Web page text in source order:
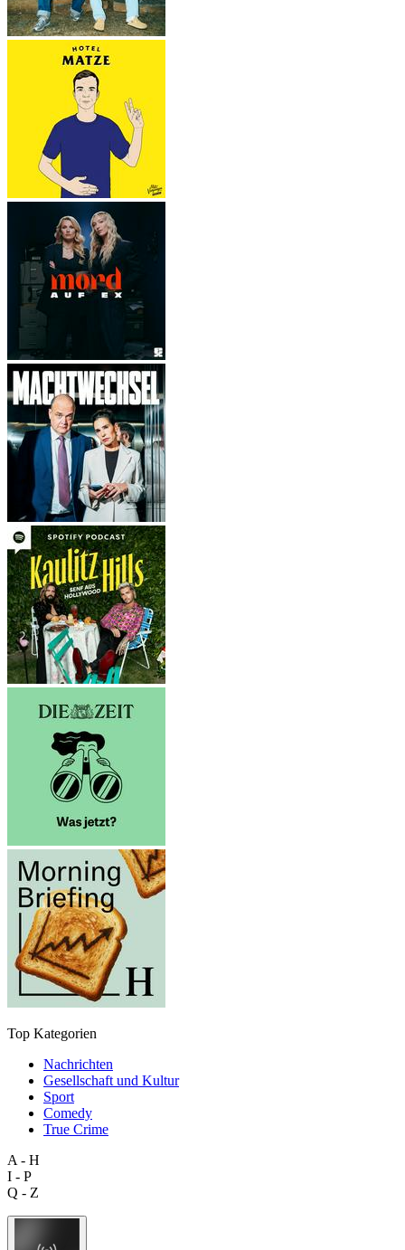
Top Kategorien
Nachrichten
Gesellschaft und Kultur
Sport
Comedy
True Crime
A - H
I - P
Q - Z